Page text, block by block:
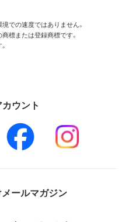
での速度ではありません。
標または登録商標です。
ウント
ールマガジン